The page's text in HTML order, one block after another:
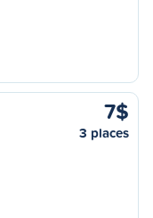
7$
3 places